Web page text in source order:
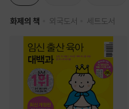
화제의 책 외국도서 세트도서